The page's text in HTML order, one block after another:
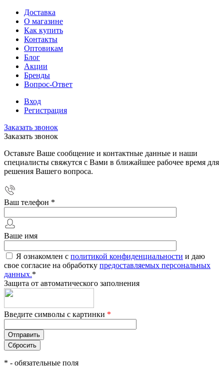
Доставка
О магазине
Как купить
Контакты
Оптовикам
Блог
Акции
Бренды
Вопрос-Ответ
Вход
Регистрация
Заказать звонок
Заказать звонок
Оставьте Ваше сообщение и контактные данные и наши
специалисты свяжутся с Вами в ближайшее рабочее время для
решения Вашего вопроса.
Ваш телефон *
Ваше имя
Я ознакомлен с политикой конфиденциальности и даю
свое согласие на обработку предоставляемых персональных
данных.*
Защита от автоматического заполнения
Введите символы с картинки *
* - обязательные поля